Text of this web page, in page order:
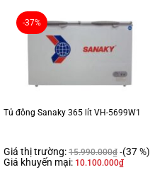
-37%
Tủ đông Sanaky 365 lít VH-5699W1
Giá thị trường: 15.990.000₫ (37 %)
Giá khuyến mại: 10.100.000₫